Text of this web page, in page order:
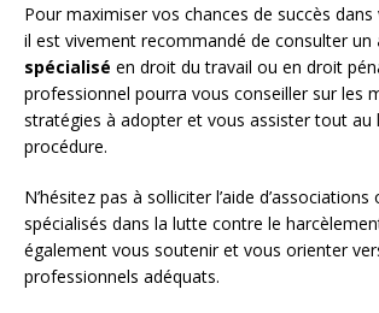
Pour maximiser vos chances de succès
il est vivement recommandé de consulter un
spécialisé en droit du travail ou en droit
professionnel pourra vous conseiller sur les
stratégies à adopter et vous assister tout au
procédure.
N’hésitez pas à solliciter l’aide d’associations
spécialisés dans la lutte contre le
également vous soutenir et vous orienter
professionnels adéquats.